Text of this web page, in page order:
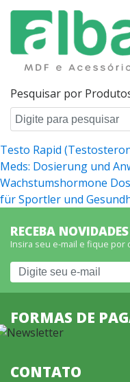
Pesquisar por
Navegação
de
Post
Testo Rapid
Meds: Dosierung und
Wachstumshormone
für Sportler und
RECEBA
Insira seu e-mail e fique por
FORMAS DE
CONTATO